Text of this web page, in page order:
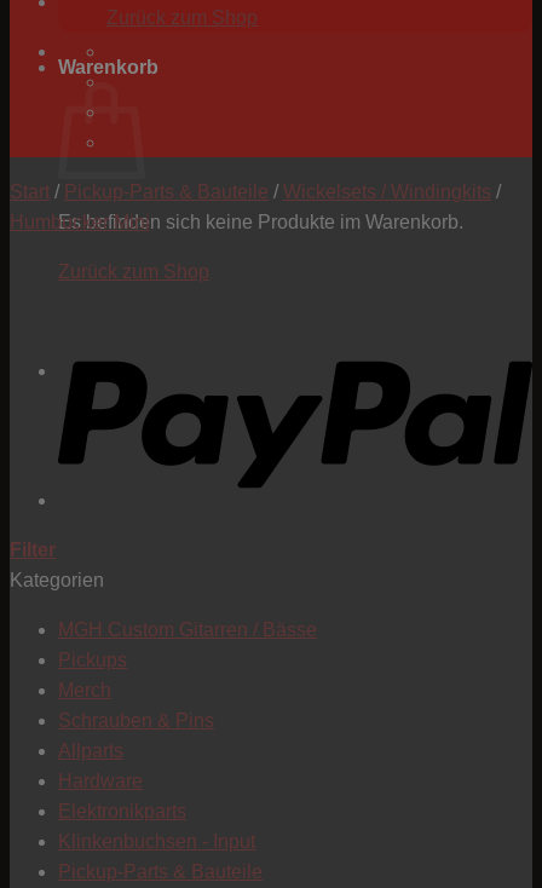
Zurück zum Shop
Warenkorb
Es befinden sich keine Produkte im Warenkorb.
Zurück zum Shop
Start / Pickup-Parts & Bauteile / Wickelsets / Windingkits /
Humbucker Mini
Filter
Kategorien
MGH Custom Gitarren / Bässe
Pickups
Merch
Schrauben & Pins
Allparts
Hardware
Elektronikparts
Klinkenbuchsen - Input
Pickup-Parts & Bauteile